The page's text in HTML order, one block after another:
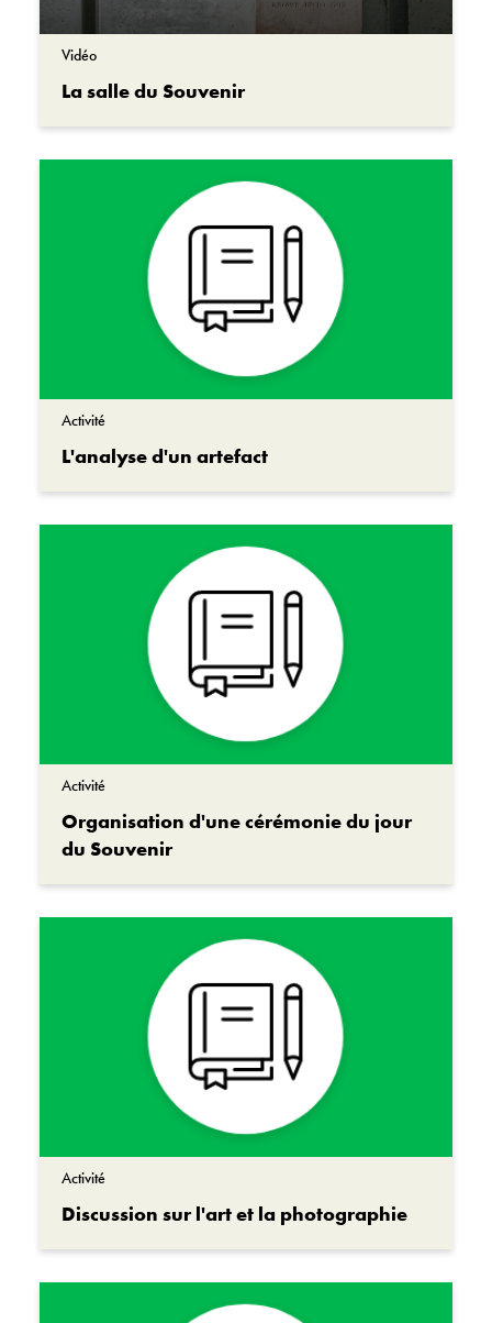
Vidéo
La salle du Souvenir
Activité
L'analyse d'un artefact
Activité
Organisation d'une cérémonie du jour
du Souvenir
Activité
Discussion sur l'art et la photographie